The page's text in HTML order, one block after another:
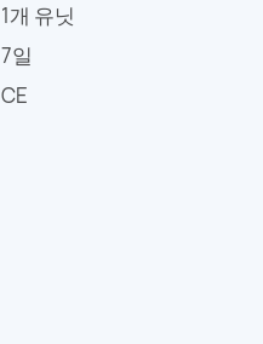
1개 유닛
7일
CE